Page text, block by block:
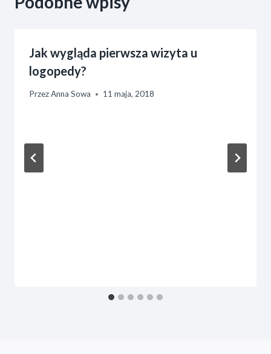
Jak wygląda pierwsza wizyta u
logopedy?
PrzezAnna Sowa 11 maja, 2018